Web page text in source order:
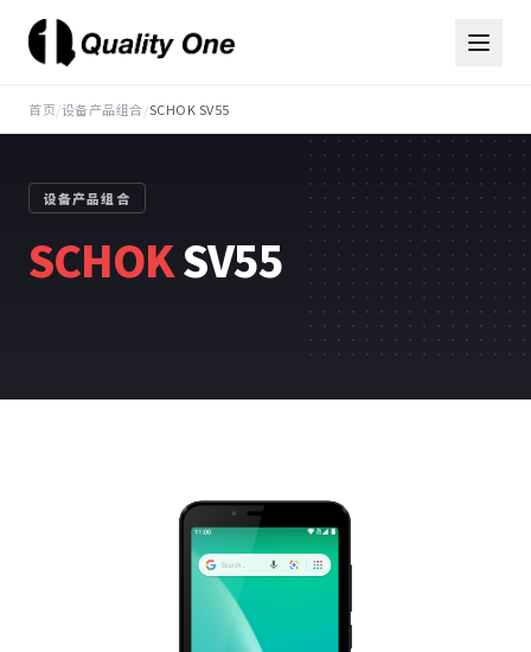
首页/设备产品组合/SCHOK SV55
设备产品组合
SCHOKSV55